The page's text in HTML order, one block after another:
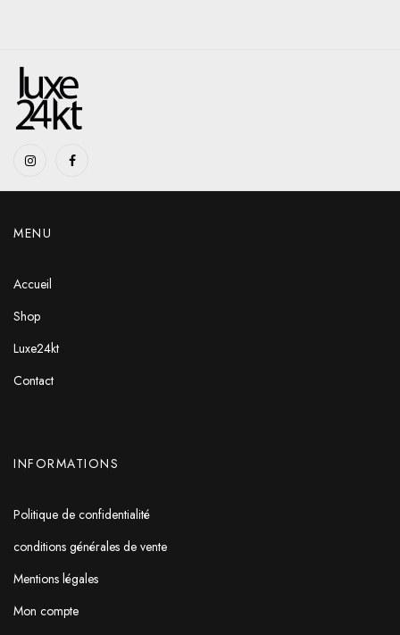
MENU
Accueil
Shop
Luxe24kt
Contact
INFORMATIONS
Politique de confidentialité
conditions générales de vente
Mentions légales
Mon compte